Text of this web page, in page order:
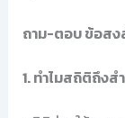
ถาม-ตอบ ข้อสง
1. ทำไมสถิติถึง